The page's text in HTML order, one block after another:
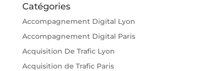
Catégories
Accompagnement Digital Lyon
Accompagnement Digital Paris
Acquisition De Trafic Lyon
Acquisition de Trafic Paris